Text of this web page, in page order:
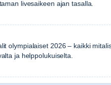
livesaikeen ajan tasalla.
olympialaiset 2026 – kaikki
ja helppolukuiselta.